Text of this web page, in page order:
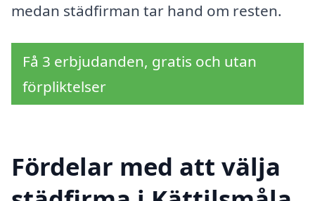
medan städfirman tar hand om resten.
Få 3 erbjudanden, gratis och utan
förpliktelser
Fördelar med att välja